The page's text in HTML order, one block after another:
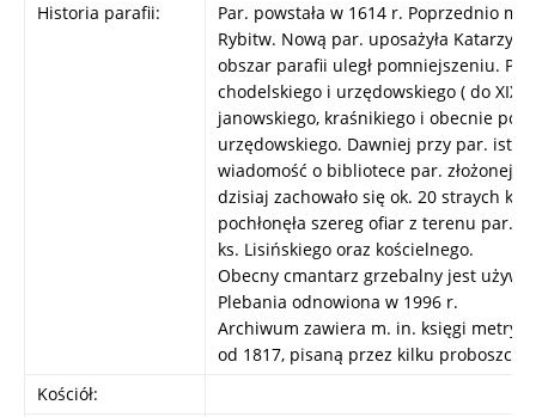
Historia parafii:
Par. powstała w 1614 r. Poprzednio
Rybitw. Nową par. uposażyła
obszar parafii uległ pomniejszeniu.
chodelskiego i urzędowskiego ( do XIX
janowskiego, kraśnikiego i obecnie
urzędowskiego. Dawniej przy par.
wiadomość o bibliotece par. złożonej z
dzisiaj zachowało się ok. 20 straych
pochłonęła szereg ofiar z terenu par.,
ks. Lisińskiego oraz kościelnego.
Obecny cmantarz grzebalny jest
Plebania odnowiona w 1996 r.
Archiwum zawiera m. in. księgi
od 1817, pisaną przez kilku
Kościół: